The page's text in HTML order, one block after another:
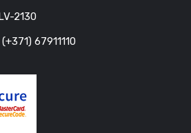
2130
67911110